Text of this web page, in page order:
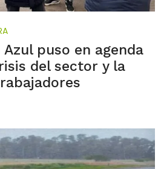
puso en agenda
del sector y la